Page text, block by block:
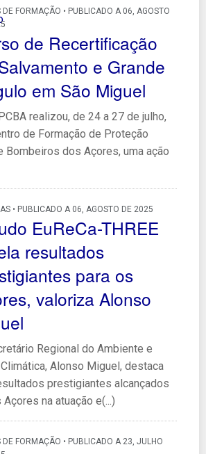
DE FORMAÇÃO • PUBLICADO A 06, AGOSTO
de Recertificação
e Grande
em São Miguel
realizou, de 24 a 27 de julho,
de Formação de Proteção
Bombeiros dos Açores, uma ação
• PUBLICADO A 06, AGOSTO DE 2025
EuReCa-THREE
resultados
para os
valoriza Alonso
Regional do Ambiente e
Alonso Miguel, destaca
prestigiantes alcançados
na atuação e(...)
DE FORMAÇÃO • PUBLICADO A 23, JULHO